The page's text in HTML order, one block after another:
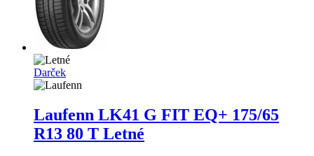
Darček
Laufenn LK41 G FIT EQ+ 175/65
R13 80 T Letné